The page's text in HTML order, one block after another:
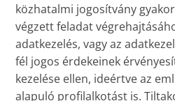
közhatalmi jogosítvány
végzett feladat
adatkezelés, vagy az
fél jogos érdekeinek
kezelése ellen, ideértve az
alapuló profilalkotást is.